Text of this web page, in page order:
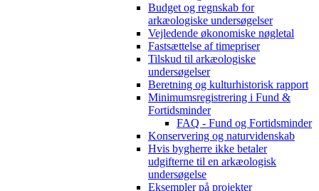
Budget og regnskab for
arkæologiske undersøgelser
Vejledende økonomiske nøgletal
Fastsættelse af timepriser
Tilskud til arkæologiske
undersøgelser
Beretning og kulturhistorisk rapport
Minimumsregistrering i Fund &
Fortidsminder
FAQ - Fund og Fortidsminder
Konservering og naturvidenskab
Hvis bygherre ikke betaler
udgifterne til en arkæologisk
undersøgelse
Eksempler på projekter